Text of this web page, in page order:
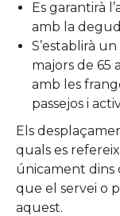
Es garantirà
amb la
S’establirà
majors de 65
amb les
passejos i
Els
quals es
únicament dins
que el servei o
aquest.